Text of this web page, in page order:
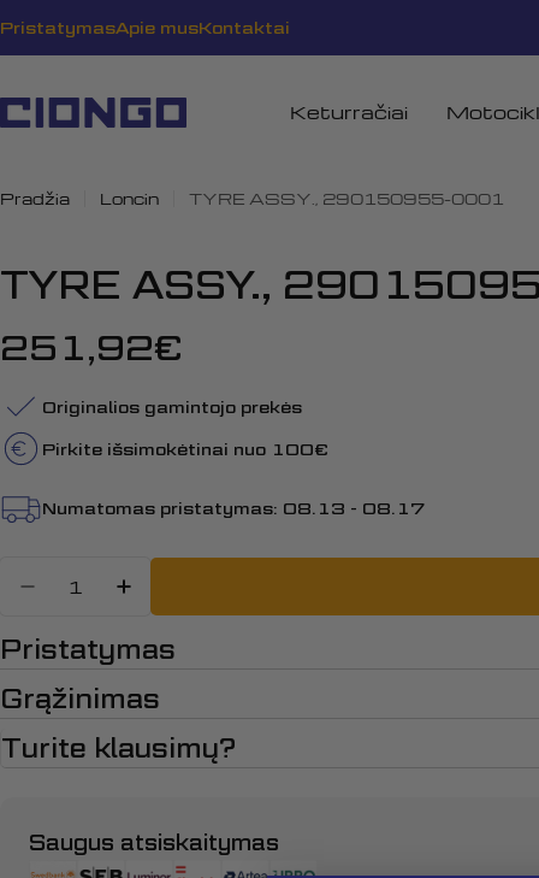
prie
PristatymasApie musKontaktai
Keturračiai
Pradžia Loncin TYRE ASSY., 290150955-0001
TYRE ASSY.,
Įprasta
kaina
251,92€
Originalios gamintojo prekės
Pirkite išsimokėtinai nuo 100€
Numatomas pristatymas: 08.13 - 08.17
Sumažinti kiekį: TYRE ASSY.,
Padidinti TYRE ASSY.,
Pristatymas
Grąžinimas
Turite klausimų?
Saugus atsiskaitymas
Apmokėjimo
būdai